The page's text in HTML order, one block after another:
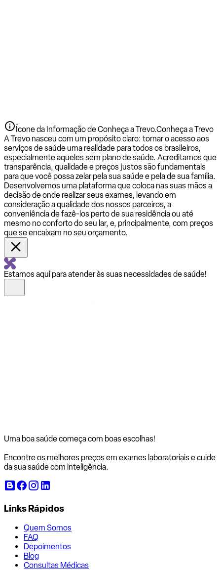
Ícone da Informação de Conheça a Trevo.Conheça a Trevo
A Trevo nasceu com um propósito claro: tornar o acesso aos
serviços de saúde uma realidade para todos os brasileiros,
especialmente aqueles sem plano de saúde. Acreditamos que
transparência, qualidade e preços justos são fundamentais
para que você possa zelar pela sua saúde e pela de sua família.
Desenvolvemos uma plataforma que coloca nas suas mãos a
decisão de onde realizar seus exames, levando em
consideração a qualidade dos nossos parceiros, a
conveniência de fazê-los perto de sua residência ou até
mesmo no conforto do seu lar, e, principalmente, com preços
que se encaixam no seu orçamento.
Estamos aqui para atender às suas necessidades de saúde!
Uma boa saúde começa com boas escolhas!
Encontre os melhores preços em exames laboratoriais e cuide
da sua saúde com inteligência.
Links Rápidos
Quem Somos
FAQ
Depoimentos
Blog
Consultas Médicas